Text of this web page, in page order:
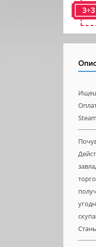
3+3